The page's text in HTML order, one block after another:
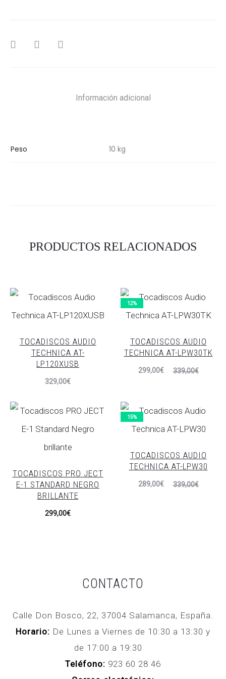
SHARE
Información adicional
Peso 10 kg
PRODUCTOS RELACIONADOS
TOCADISCOS AUDIO
TECHNICA AT-
LP120XUSB
329,00€
12%
TOCADISCOS AUDIO
TECHNICA AT-LPW30TK
339,00€
El
era:
339,00€.
299,00€
actual
es:
299,00€.
TOCADISCOS PRO JECT
E-1 STANDARD NEGRO
BRILLANTE
299,00€
15%
TOCADISCOS AUDIO
TECHNICA AT-LPW30
339,00€
El
289,00€
CONTACTO
Calle Don Bosco, 22, 37004 Salamanca, España.
Horario: De Lunes a Viernes de 10:30 a 13:30 y
de 17:00 a 19:30
Teléfono: 923 60 28 46